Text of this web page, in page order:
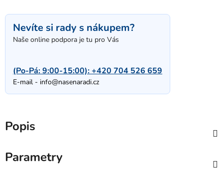
Nevíte si rady s nákupem?
Naše online podpora je tu pro Vás
(Po-Pá: 9:00-15:00):+420 704 526 659
E-mail - info@nasenaradi.cz
Popis
Parametry